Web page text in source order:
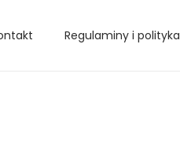
Regulaminy i polityka